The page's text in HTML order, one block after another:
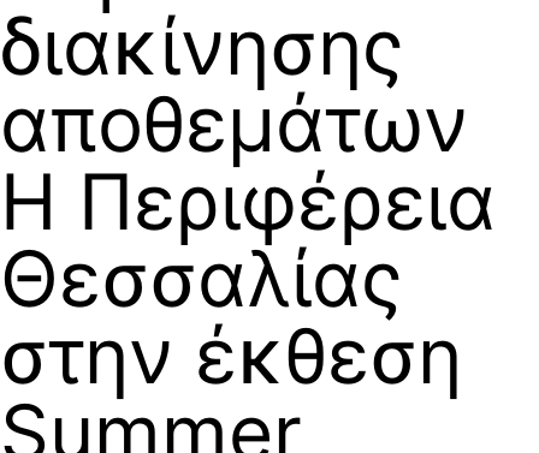
διακίνησης
αποθεμάτων
Η Περιφέρεια
Θεσσαλίας
στην έκθεση
Summer